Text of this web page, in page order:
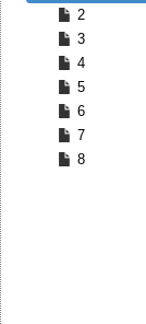
2
3
4
5
6
7
8